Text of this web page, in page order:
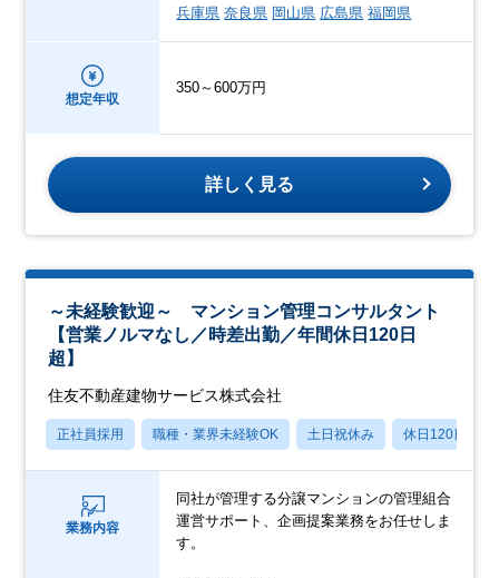
兵庫県 奈良県 岡山県 広島県 福岡県
想定年収
350～600万円
詳しく見る
～未経験歓迎～ マンション管理コンサルタント
【営業ノルマなし／時差出勤／年間休日120日
超】
住友不動産建物サービス株式会社
正社員採用 職種・業界未経験OK 土日祝休み 休日120日以上
業務内容
同社が管理する分譲マンションの管理組合
運営サポート、企画提案業務をお任せしま
す。